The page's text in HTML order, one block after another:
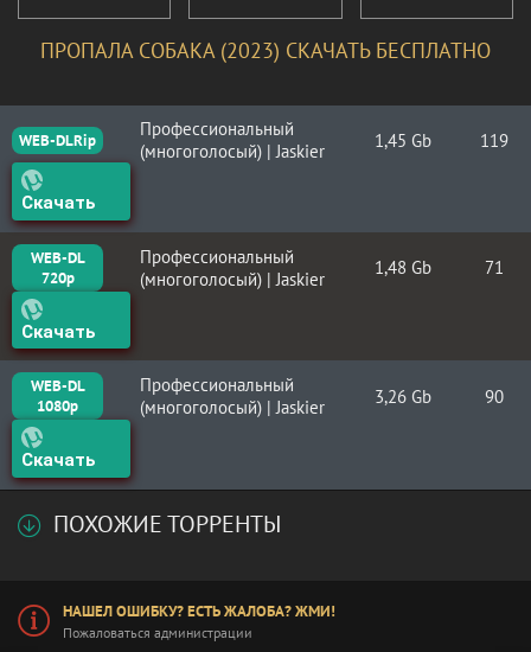
ПРОПАЛА СОБАКА (2023) СКАЧАТЬ БЕСПЛАТНО
WEB-DLRip
Профессиональный
(многоголосый) | Jaskier
1,45 Gb 119
Скачать
WEB-DL
720p
Профессиональный
(многоголосый) | Jaskier
1,48 Gb 71
Скачать
WEB-DL
1080p
Профессиональный
(многоголосый) | Jaskier
3,26 Gb 90
Скачать
ПОХОЖИЕ ТОРРЕНТЫ
НАШЕЛ ОШИБКУ? ЕСТЬ ЖАЛОБА? ЖМИ!
Пожаловаться администрации